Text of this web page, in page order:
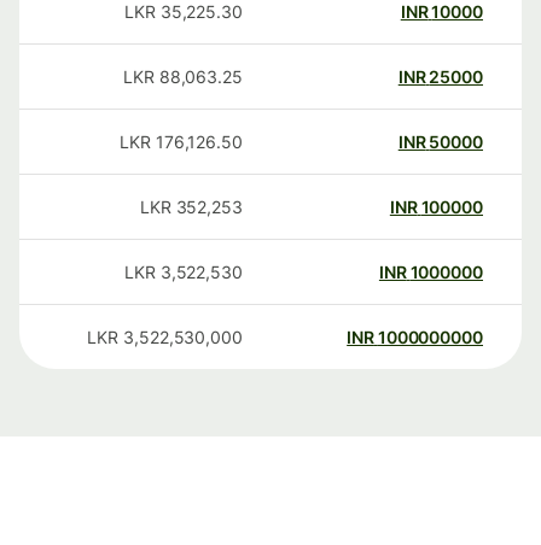
10000
INR
35,225.30
LKR
25000
INR
88,063.25
LKR
50000
INR
176,126.50
LKR
100000
INR
352,253
LKR
1000000
INR
3,522,530
LKR
1000000000
INR
3,522,530,000
LKR